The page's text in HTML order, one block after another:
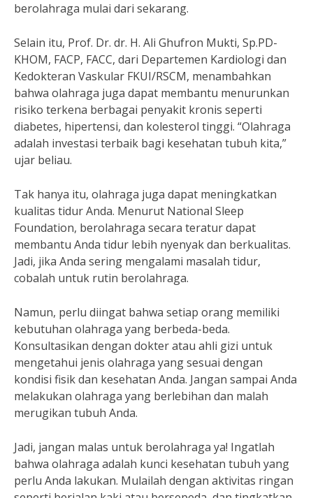
berolahraga mulai dari sekarang.
Selain itu, Prof. Dr. dr. H. Ali Ghufron Mukti, Sp.PD-
KHOM, FACP, FACC, dari Departemen Kardiologi dan
Kedokteran Vaskular FKUI/RSCM, menambahkan
bahwa olahraga juga dapat membantu menurunkan
risiko terkena berbagai penyakit kronis seperti
diabetes, hipertensi, dan kolesterol tinggi. “Olahraga
adalah investasi terbaik bagi kesehatan tubuh kita,”
ujar beliau.
Tak hanya itu, olahraga juga dapat meningkatkan
kualitas tidur Anda. Menurut National Sleep
Foundation, berolahraga secara teratur dapat
membantu Anda tidur lebih nyenyak dan berkualitas.
Jadi, jika Anda sering mengalami masalah tidur,
cobalah untuk rutin berolahraga.
Namun, perlu diingat bahwa setiap orang memiliki
kebutuhan olahraga yang berbeda-beda.
Konsultasikan dengan dokter atau ahli gizi untuk
mengetahui jenis olahraga yang sesuai dengan
kondisi fisik dan kesehatan Anda. Jangan sampai Anda
melakukan olahraga yang berlebihan dan malah
merugikan tubuh Anda.
Jadi, jangan malas untuk berolahraga ya! Ingatlah
bahwa olahraga adalah kunci kesehatan tubuh yang
perlu Anda lakukan. Mulailah dengan aktivitas ringan